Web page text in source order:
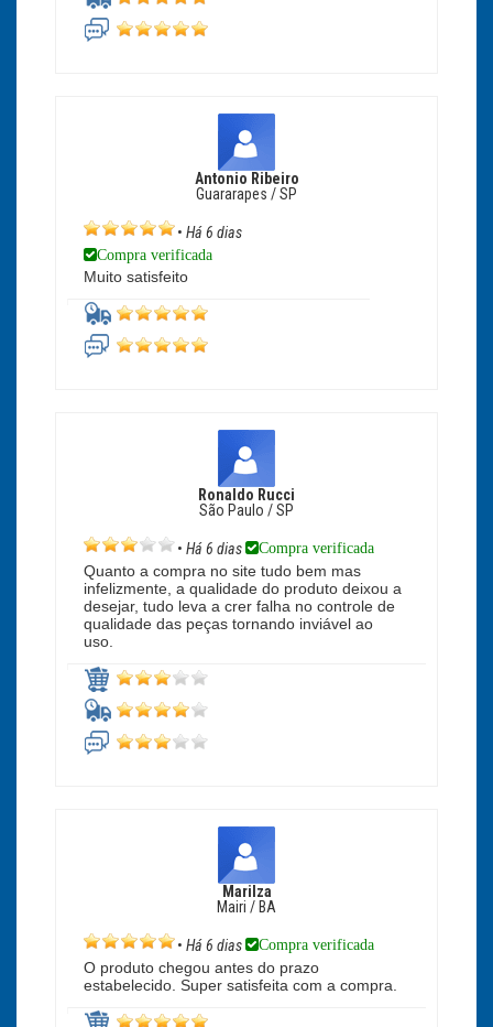
Antonio Ribeiro
Guararapes / SP
• Há 6 dias
Compra verificada
Muito satisfeito
Ronaldo Rucci
São Paulo / SP
• Há 6 dias Compra verificada
Quanto a compra no site tudo bem mas
infelizmente, a qualidade do produto deixou a
desejar, tudo leva a crer falha no controle de
qualidade das peças tornando inviável ao
uso.
Marilza
Mairi / BA
• Há 6 dias Compra verificada
O produto chegou antes do prazo
estabelecido. Super satisfeita com a compra.